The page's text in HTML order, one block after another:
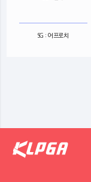
SG : 어프로치